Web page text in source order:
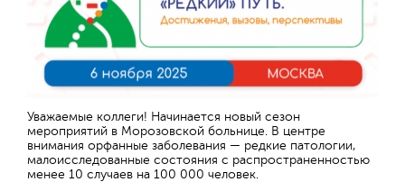
Уважаемые коллеги! Начинается новый сезон
мероприятий в Морозовской больнице. В центре
внимания орфанные заболевания — редкие патологии,
малоисследованные состояния с распространенностью
менее 10 случаев на 100 000 человек.